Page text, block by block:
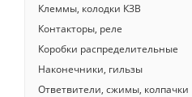
Клеммы, колодки КЗВ
Контакторы, реле
Коробки распределительные
Наконечники, гильзы
Ответвители, сжимы, колпачки